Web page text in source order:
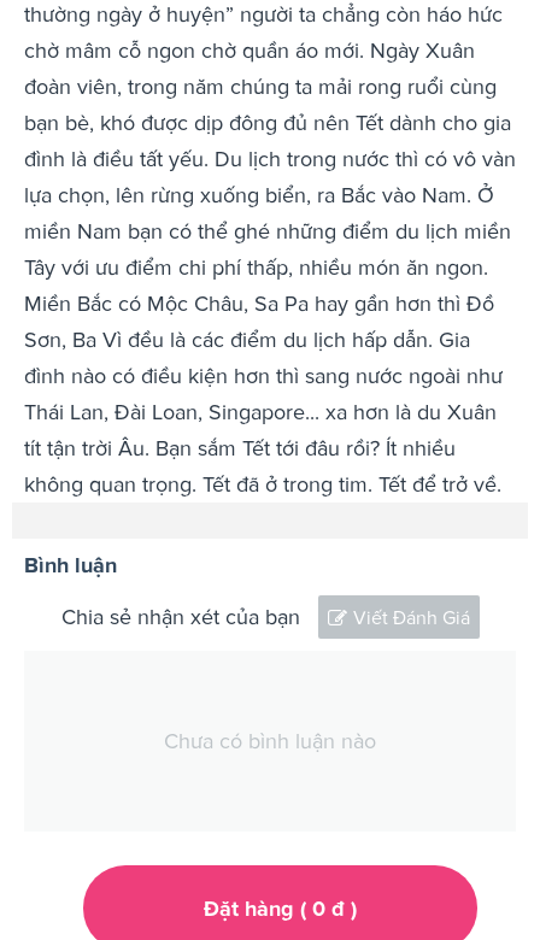
thường ngày ở huyện” người ta chẳng còn háo hức
chờ mâm cỗ ngon chờ quần áo mới. Ngày Xuân
đoàn viên, trong năm chúng ta mải rong ruổi cùng
bạn bè, khó được dịp đông đủ nên Tết dành cho gia
đình là điều tất yếu. Du lịch trong nước thì có vô vàn
lựa chọn, lên rừng xuống biển, ra Bắc vào Nam. Ở
miền Nam bạn có thể ghé những điểm du lịch miền
Tây với ưu điểm chi phí thấp, nhiều món ăn ngon.
Miền Bắc có Mộc Châu, Sa Pa hay gần hơn thì Đồ
Sơn, Ba Vì đều là các điểm du lịch hấp dẫn. Gia
đình nào có điều kiện hơn thì sang nước ngoài như
Thái Lan, Đài Loan, Singapore... xa hơn là du Xuân
tít tận trời Âu. Bạn sắm Tết tới đâu rồi? Ít nhiều
không quan trọng. Tết đã ở trong tim. Tết để trở về.
Bình luận
Chia sẻ nhận xét của bạn Viết Đánh Giá
Chưa có bình luận nào
Đặt hàng ( 0đ )